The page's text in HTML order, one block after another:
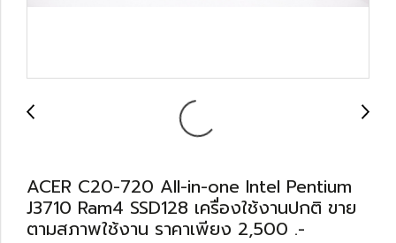
ACER C20-720 All-in-one Intel Pentium
J3710 Ram4 SSD128 เครื่องใช้งานปกติ ขาย
ตามสภาพใช้งาน ราคาเพียง 2,500 .-